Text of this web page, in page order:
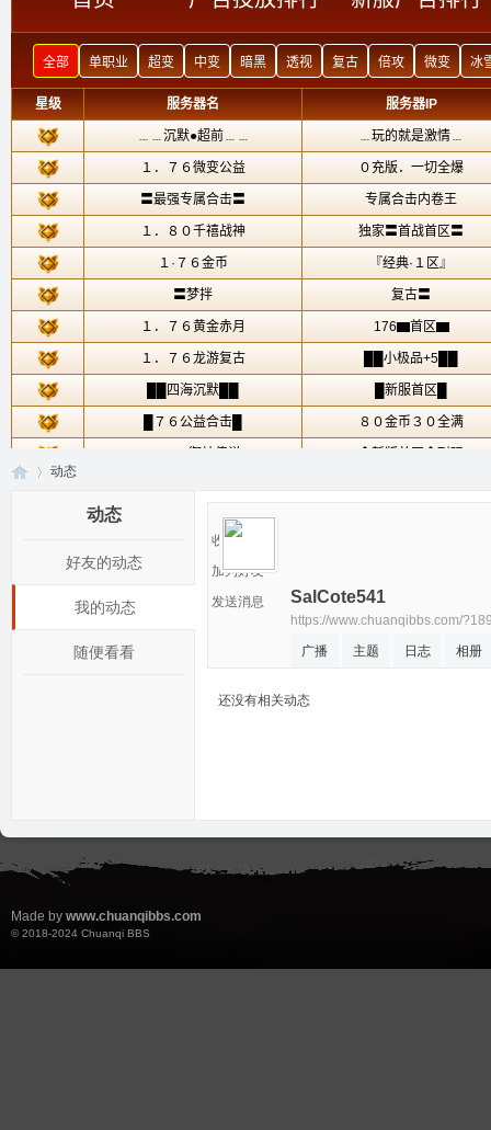
动态
动态
好友的动态
我的动态
随便看看
收听TA
加为好友
发送消息
SalCote541
https://www.chuanqibbs.com/
广播
主题 日志 相册
还没有相关动态
Made by www.chuanqibbs.com
© 2018-2024 Chuanqi BBS